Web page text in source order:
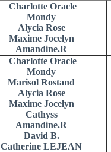
Charlotte Oracle
Mondy
Alycia Rose
Maxime Jocelyn
Amandine.R
Charlotte Oracle
Mondy
Marisol Rostand
Alycia Rose
Maxime Jocelyn
Cathyss
Amandine.R
David B.
Catherine LEJEAN